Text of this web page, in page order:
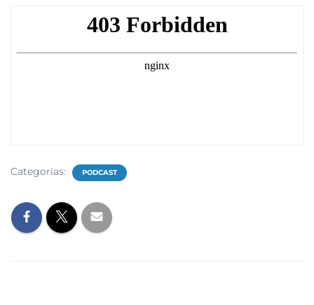
Categorías: PODCAST